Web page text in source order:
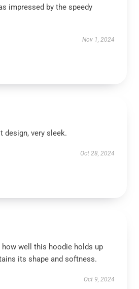
impressed by the speedy
Nov 1, 2024
design, very sleek.
Oct 28, 2024
how well this hoodie holds up
its shape and softness.
Oct 9, 2024